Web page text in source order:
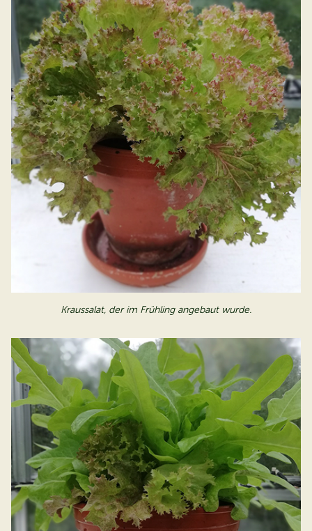
Kraussalat, der im Frühling angebaut wurde.